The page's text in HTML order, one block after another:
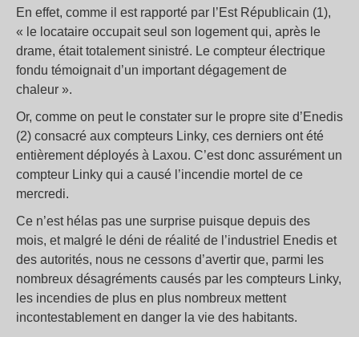
En effet, comme il est rapporté par l’Est Républicain (1),
« le locataire occupait seul son logement qui, après le
drame, était totalement sinistré. Le compteur électrique
fondu témoignait d’un important dégagement de
chaleur ».
Or, comme on peut le constater sur le propre site d’Enedis
(2) consacré aux compteurs Linky, ces derniers ont été
entièrement déployés à Laxou. C’est donc assurément un
compteur Linky qui a causé l’incendie mortel de ce
mercredi.
Ce n’est hélas pas une surprise puisque depuis des
mois, et malgré le déni de réalité de l’industriel Enedis et
des autorités, nous ne cessons d’avertir que, parmi les
nombreux désagréments causés par les compteurs Linky,
les incendies de plus en plus nombreux mettent
incontestablement en danger la vie des habitants.